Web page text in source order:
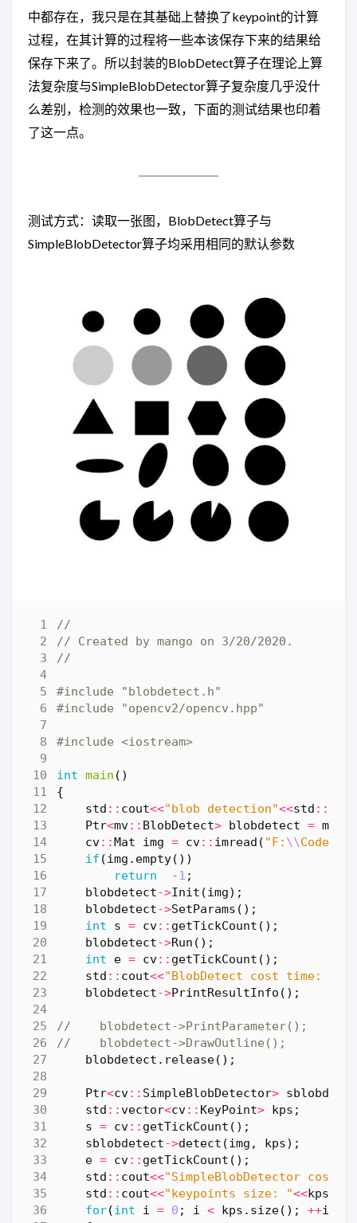
中都存在，我只是在其基础上替换了keypoint的计算
过程，在其计算的过程将一些本该保存下来的结果给
保存下来了。所以封装的BlobDetect算子在理论上算
法复杂度与SimpleBlobDetector算子复杂度几乎没什
么差别，检测的效果也一致，下面的测试结果也印着
了这一点。
测试方式：读取一张图，BlobDetect算子与
SimpleBlobDetector算子均采用相同的默认参数
#include
"blobdetect.h"
#include
"opencv2/opencv.hpp"
#include <iostream>
int main ()
{
std :: cout<<"blob detection"<<std ::
Ptr<mv:: BlobDetect> blobdetect = mv
cv::Mat img = cv:: imread ( "F: \\Code
if (img . empty())
return
- 1 ;
blobdetect->Init (img);
blobdetect->SetParams ();
int
s = cv:: getTickCount ();
blobdetect->Run ();
int
e = cv:: getTickCount ();
std :: cout<<"BlobDetect cost time: "
blobdetect->PrintResultInfo ();
blobdetect . release();
Ptr<cv:: SimpleBlobDetector>
std ::vector<cv:: KeyPoint> kps ;
s = cv:: getTickCount ();
sblobdetect->detect (img , kps);
e = cv:: getTickCount ();
std :: cout<<"SimpleBlobDetector cost
std :: cout<<"keypoints size: "<<kps
for(int i = 0 ; i < kps . size(); ++i